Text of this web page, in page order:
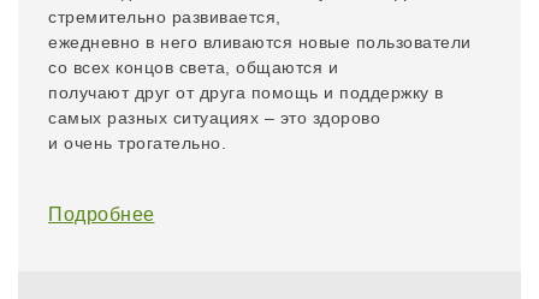
стремительно развивается,
ежедневно в него вливаются новые пользователи
со всех концов света, общаются и
получают друг от друга помощь и поддержку в
самых разных ситуациях – это здорово
и очень трогательно.
Подробнее